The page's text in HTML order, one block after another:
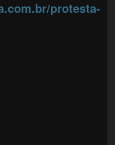
protesta-